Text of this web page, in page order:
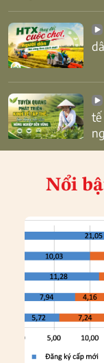
tế
Nổi